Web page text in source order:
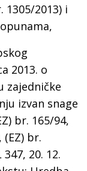
2013) i
2013. o
zajedničke
izvan snage
br. 165/94,
(EZ) br.
20. 12.